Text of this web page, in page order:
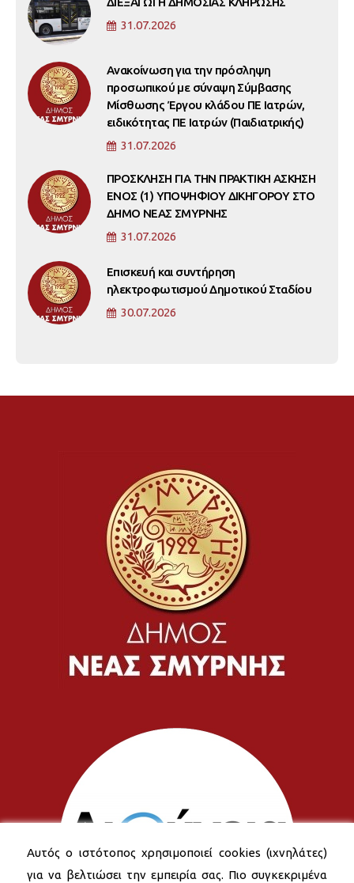
31.07.2026
Ανακοίνωση για την πρόσληψη
προσωπικού με σύναψη Σύμβασης
Μίσθωσης Έργου κλάδου ΠΕ Ιατρών,
ειδικότητας ΠΕ Ιατρών (Παιδιατρικής)
31.07.2026
ΠΡΟΣΚΛΗΣΗ ΓΙΑ ΤΗΝ ΠΡΑΚΤΙΚΗ ΑΣΚΗΣΗ
ΕΝΟΣ (1) ΥΠΟΨΗΦΙΟΥ ΔΙΚΗΓΟΡΟΥ ΣΤΟ
ΔΗΜΟ ΝΕΑΣ ΣΜΥΡΝΗΣ
31.07.2026
Επισκευή και συντήρηση
ηλεκτροφωτισμού Δημοτικού Σταδίου
30.07.2026
Αυτός ο ιστότοπος χρησιμοποιεί cookies (ιχνηλάτες)
για να βελτιώσει την εμπειρία σας. Πιο συγκεκριμένα